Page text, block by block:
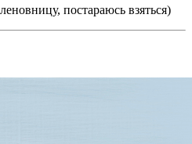
постараюсь взяться)